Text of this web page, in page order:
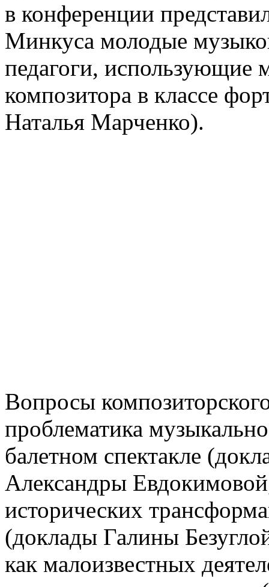
в конференции
Минкуса молодые
педагоги, использующие
композитора в классе
Наталья Марченко).
Вопросы
проблематика
балетном спектакле
Александры
исторических
(доклады Галины
как малоизвестных